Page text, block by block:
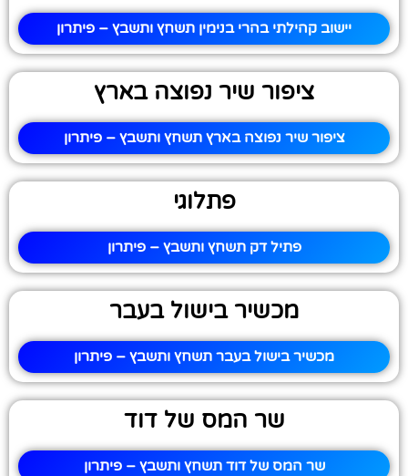
יישוב קהילתי בהרי בנימין תשחץ ותשבץ – פיתרון
ציפור שיר נפוצה בארץ
ציפור שיר נפוצה בארץ תשחץ ותשבץ – פיתרון
פתלוגי
פתיל דק תשחץ ותשבץ – פיתרון
מכשיר בישול בעבר
מכשיר בישול בעבר תשחץ ותשבץ – פיתרון
שר המס של דוד
שר המס של דוד תשחץ ותשבץ – פיתרון